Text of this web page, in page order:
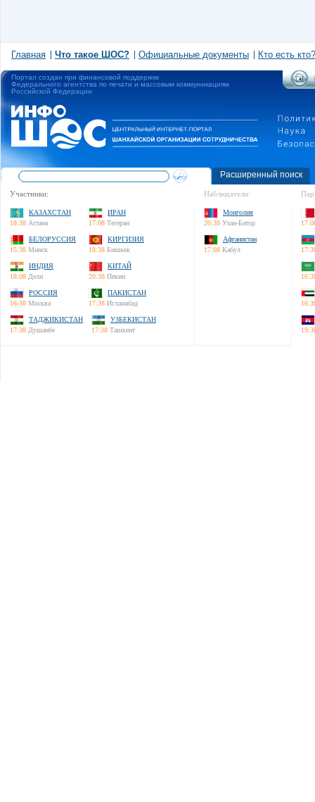
Главная Что такое ШОС? Официальные документы Кто есть кто?
Портал создан при финансовой поддержке
Федерального агентства по печати и массовым коммуникациям
Российской Федерации
Расширенный поиск
Участники:
КАЗАХСТАН
18:38 Астана
ИРАН
17:08 Тегеран
БЕЛОРУССИЯ
15:38 Минск
КИРГИЗИЯ
18:38 Бишкек
ИНДИЯ
18:08 Дели
КИТАЙ
20:38 Пекин
РОССИЯ
16:38 Москва
ПАКИСТАН
17:38 Исламабад
ТАДЖИКИСТАН
17:38 Душанбе
УЗБЕКИСТАН
17:38 Ташкент
Наблюдатели:
Монголия
20:38 Улан-Батор
Афганистан
17:08 Кабул